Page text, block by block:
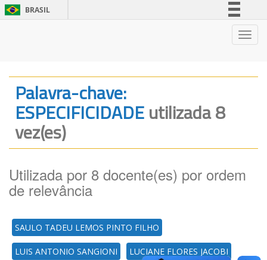
BRASIL
Canais
Palavra-chave:
ESPECIFICIDADEutilizada 8
vez(es)
Utilizada por 8 docente(es) por ordem
de relevância
SAULO TADEU LEMOS PINTO FILHO
LUIS ANTONIO SANGIONI LUCIANE FLORES JACOBI